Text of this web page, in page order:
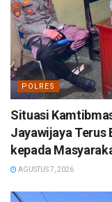
POLRES
Situasi
Jayawijaya Terus
kepada
AGUSTUS 7, 2026